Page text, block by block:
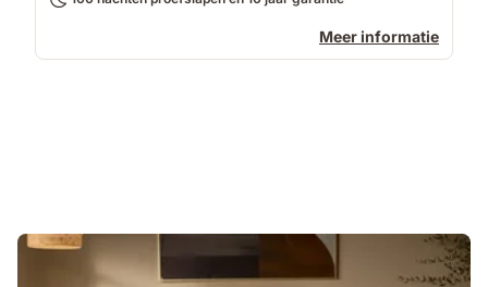
Meer informatie